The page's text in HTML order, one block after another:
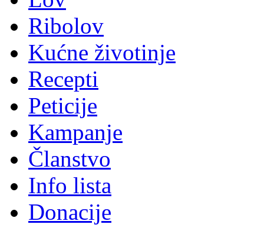
Ribolov
Kućne životinje
Recepti
Peticije
Kampanje
Članstvo
Info lista
Donacije